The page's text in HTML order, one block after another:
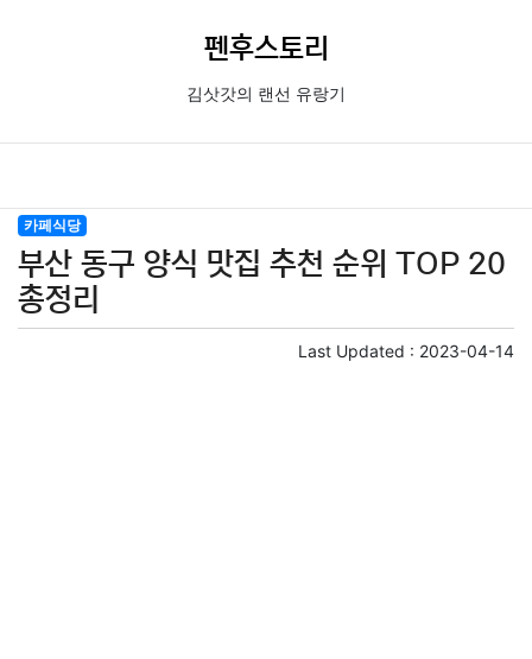
펜후스토리
김삿갓의 랜선 유랑기
카페식당
부산 동구 양식 맛집 추천 순위 TOP 20
총정리
Last Updated : 2023-04-14